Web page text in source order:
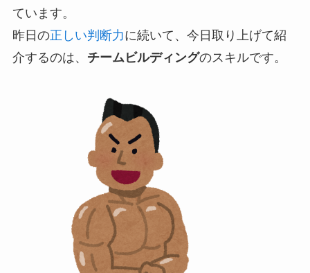
ています。
昨日の正しい判断力に続いて、今日取り上げて紹
介するのは、 チームビルディングのスキルです。